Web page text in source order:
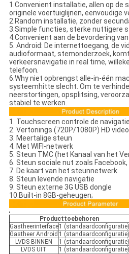
1.Convenient installatie, allen op de
originele voertuiglijnen, eenvoudige
2.Random installatie, zonder
3.Simple functies, sterke nuttigere
4.Convenient aan de bevordering
5. Android: De internettoegang, de
audioformaat, stemonderzoek, komt
verkeersnavigatie in real time,
telefoon.
6.Why niet opbrengst alle-in-één
systeemhitte slecht. Om te
neerstortingen, opsplitsing,
stabiel te werken.
1. Touchscreen controle de navigatie
2. Vertonings (720P/1080P) HD video.
3. Meertalige steun
4. Met WIFI-netwerk
5. Steun TMC (het Kanaal van het
6. Steun sociale nut zoals
7. De kaart van het steunnetwerk
8. Steun levende navigatie
9. Steun externe 3G USB dongle
10.Built-in 8GB-geheugen;
Producttoebehoren
Gastheerinterface1 (standaardconfiguratie)
Gastheer Android 1 (standaardconfiguratie)
LVDS BINNEN
1 (standaardconfiguratie)
LVDS UIT
1 (standaardconfiguratie)